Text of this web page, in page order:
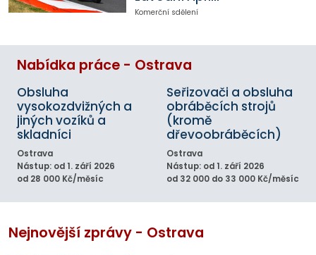
Komerční sdělení
Nabídka práce - Ostrava
Obsluha
vysokozdvižných a
jiných vozíků a
skladníci
Ostrava
Nástup: od 1. září 2026
od 28 000 Kč/měsíc
Seřizovači a obsluha
obráběcích strojů
(kromě
dřevoobráběcích)
Ostrava
Nástup: od 1. září 2026
od 32 000 do 33 000 Kč/měsíc
Nejnovější zprávy - Ostrava